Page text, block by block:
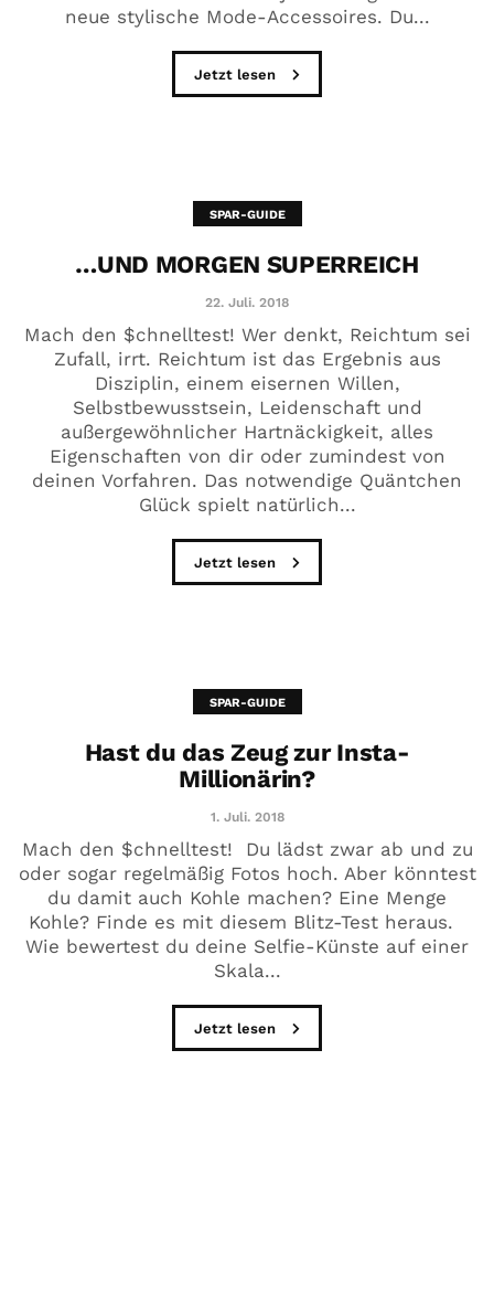
neue stylische Mode-Accessoires. Du...
Jetzt lesen
SPAR-GUIDE
…UND MORGEN SUPERREICH
22. Juli. 2018
Mach den $chnelltest! Wer denkt, Reichtum sei
Zufall, irrt. Reichtum ist das Ergebnis aus
Disziplin, einem eisernen Willen,
Selbstbewusstsein, Leidenschaft und
außergewöhnlicher Hartnäckigkeit, alles
Eigenschaften von dir oder zumindest von
deinen Vorfahren. Das notwendige Quäntchen
Glück spielt natürlich...
Jetzt lesen
SPAR-GUIDE
Hast du das Zeug zur Insta-
Millionärin?
1. Juli. 2018
Mach den $chnelltest! Du lädst zwar ab und zu
oder sogar regelmäßig Fotos hoch. Aber könntest
du damit auch Kohle machen? Eine Menge
Kohle? Finde es mit diesem Blitz-Test heraus.
Wie bewertest du deine Selfie-Künste auf einer
Skala...
Jetzt lesen